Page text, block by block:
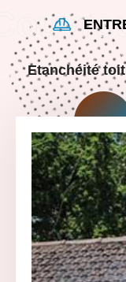
Etanchéité